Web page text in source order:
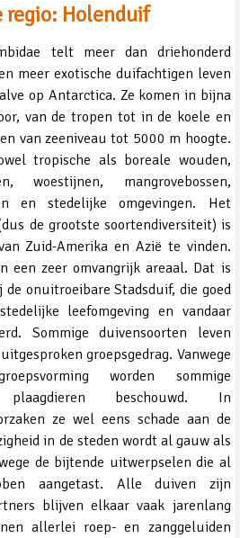
regio: Holenduif
telt meer dan driehonderd
meer exotische duifachtigen leven
op Antarctica. Ze komen in bijna
van de tropen tot in de koele en
van zeeniveau tot 5000 m hoogte.
tropische als boreale wouden,
woestijnen, mangrovebossen,
en stedelijke omgevingen. Het
de grootste soortendiversiteit) is
Zuid-Amerika en Azië te vinden.
een zeer omvangrijk areaal. Dat is
onuitroeibare Stadsduif, die goed
leefomgeving en vandaar
Sommige duivensoorten leven
groepsgedrag. Vanwege
worden sommige
beschouwd. In
ze wel eens schade aan de
in de steden wordt al gauw als
de bijtende uitwerpselen die al
aangetast. Alle duiven zijn
blijven elkaar vaak jarenlang
allerlei roep- en zanggeluiden